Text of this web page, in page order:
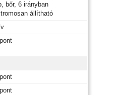
bőr, 6 irányban
állítható